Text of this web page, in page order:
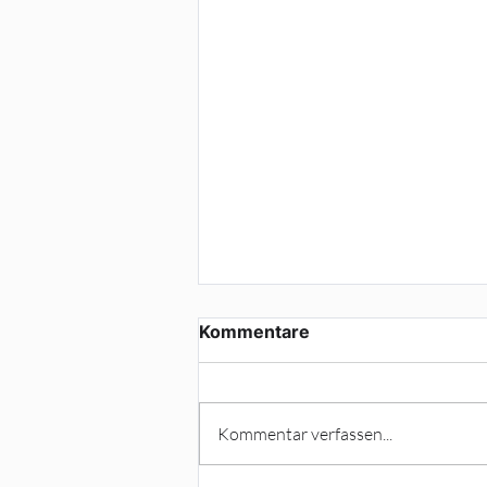
Termine
Kommentare
Kommentar verfassen...